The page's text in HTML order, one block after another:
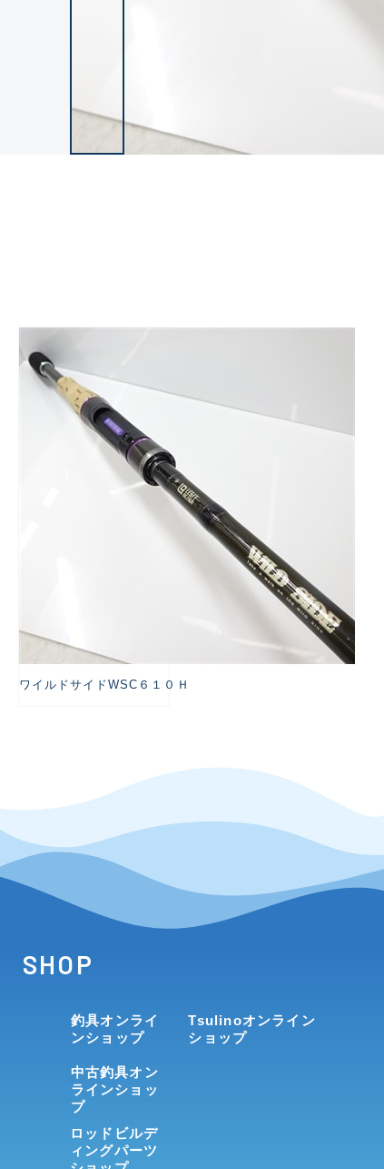
ワイルドサイドWSC６１０Ｈ
SHOP
釣具オンライ
ンショップ
中古釣具オン
ラインショッ
プ
ロッドビルデ
ィングパーツ
Tsulinoオンライン
ショップ